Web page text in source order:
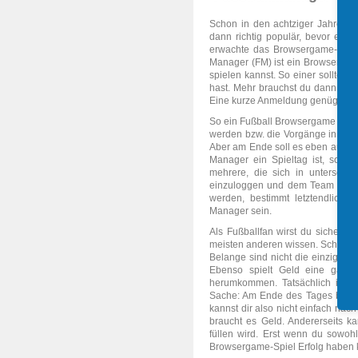
Schon in den achtziger Jahren
dann richtig populär, bevor es
erwachte das Browsergame-
Manager (FM) ist ein
spielen kannst. So einer sollte
hast. Mehr brauchst du dann
Eine kurze Anmeldung genügt
So ein Fußball Browsergame
werden bzw. die Vorgänge in
Aber am Ende soll es eben auch
Manager ein Spieltag ist,
mehrere, die sich in
einzuloggen und dem Team bei
werden, bestimmt letztendlich
Manager sein.
Als Fußballfan wirst du
meisten anderen wissen.
Belange sind nicht die einzigen,
Ebenso spielt Geld eine
herumkommen. Tatsächlich ist
Sache: Am Ende des Tages
kannst dir also nicht einfach
braucht es Geld. Andererseits
füllen wird. Erst wenn du
Browsergame-Spiel Erfolg haben